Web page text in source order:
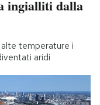
ingialliti dalla
temperature i
aridi